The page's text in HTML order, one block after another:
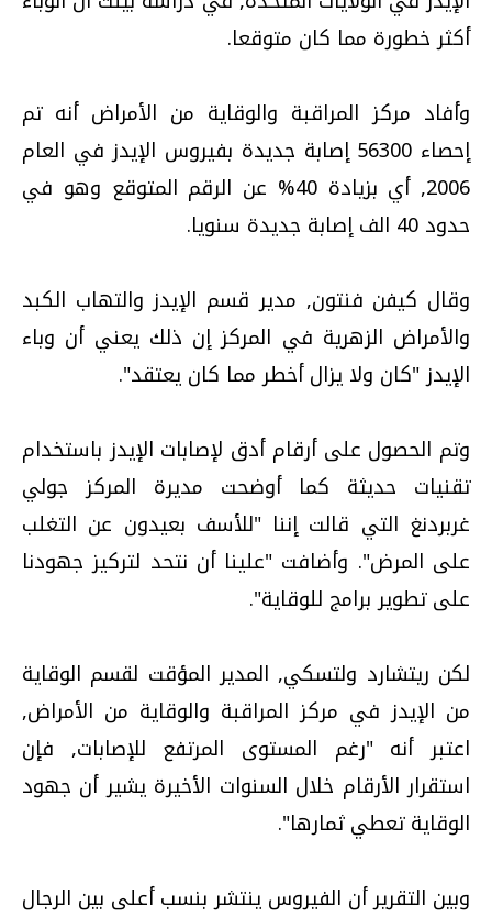
أكثر خطورة مما كان متوقعا.
وأفاد مركز المراقبة والوقاية من الأمراض أنه تم
إحصاء 56300 إصابة جديدة بفيروس الإيدز في العام
2006, أي بزيادة 40% عن الرقم المتوقع وهو في
حدود 40 الف إصابة جديدة سنويا.
وقال كيفن فنتون, مدير قسم الإيدز والتهاب الكبد
والأمراض الزهرية في المركز إن ذلك يعني أن وباء
الإيدز "كان ولا يزال أخطر مما كان يعتقد".
وتم الحصول على أرقام أدق لإصابات الإيدز باستخدام
تقنيات حديثة كما أوضحت مديرة المركز جولي
غربردنغ التي قالت إننا "للأسف بعيدون عن التغلب
على المرض". وأضافت "علينا أن نتحد لتركيز جهودنا
على تطوير برامج للوقاية".
لكن ريتشارد ولتسكي, المدير المؤقت لقسم الوقاية
من الإيدز في مركز المراقبة والوقاية من الأمراض,
اعتبر أنه "رغم المستوى المرتفع للإصابات, فإن
استقرار الأرقام خلال السنوات الأخيرة يشير أن جهود
الوقاية تعطي ثمارها".
وبين التقرير أن الفيروس ينتشر بنسب أعلى بين الرجال